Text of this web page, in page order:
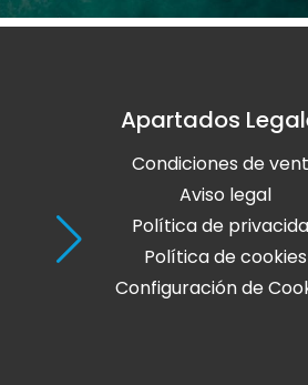
Avda de
Apartados
Condiciones de
Aviso legal
Política de
Política de cookies
Configuración de